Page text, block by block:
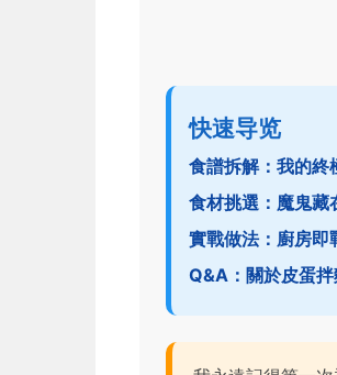
快速导览
食譜拆解：我的終
食材挑選：魔鬼藏
實戰做法：廚房即
Q&A：關於皮蛋